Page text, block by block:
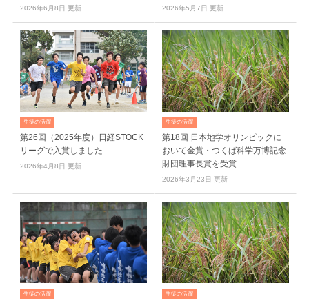
2026年6月8日 更新 2026年5月7日 更新
生徒の活躍
第26回（2025年度）日経STOCK
リーグで入賞しました
2026年4月8日 更新
生徒の活躍
第18回 日本地学オリンピックに
おいて金賞・つくば科学万博記念
財団理事長賞を受賞
2026年3月23日 更新
生徒の活躍 生徒の活躍